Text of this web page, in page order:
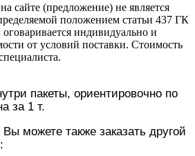
сайте (предложение) не является
положением статьи 437 ГК
индивидуально и
от условий поставки. Стоимость
пакеты, ориентировочно по
за 1 т.
можете также заказать другой